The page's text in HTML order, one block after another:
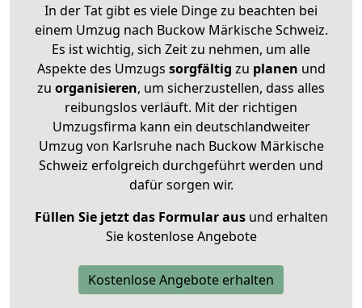
In der Tat gibt es viele Dinge zu beachten bei
einem Umzug nach Buckow Märkische Schweiz.
Es ist wichtig, sich Zeit zu nehmen, um alle
Aspekte des Umzugs sorgfältig zu planen und
zu organisieren, um sicherzustellen, dass alles
reibungslos verläuft. Mit der richtigen
Umzugsfirma kann ein deutschlandweiter
Umzug von Karlsruhe nach Buckow Märkische
Schweiz erfolgreich durchgeführt werden und
dafür sorgen wir.
Füllen Sie jetzt das Formular ausund erhalten
Sie kostenlose Angebote
Kostenlose Angebote erhalten